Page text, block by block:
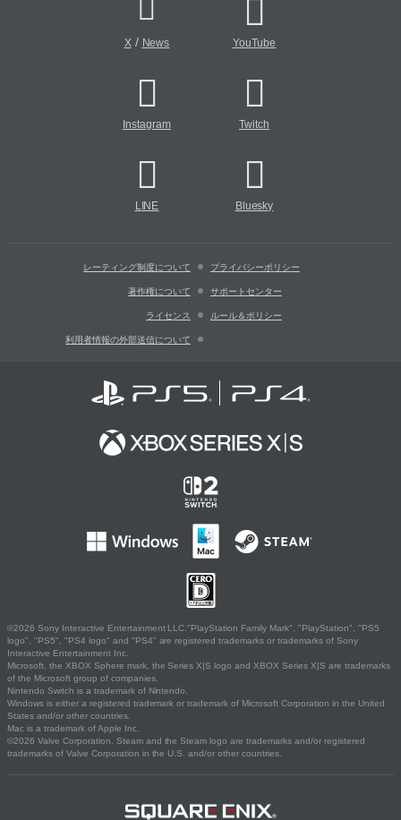
X/ News YouTube
Instagram Twitch
LINE Bluesky
レーティング制度について プライバシーポリシー
著作権について サポートセンター
ライセンス ルール＆ポリシー
利用者情報の外部送信について
©2026 Sony Interactive Entertainment LLC."PlayStation Family Mark", "PlayStation", "PS5
logo", "PS5", "PS4 logo" and "PS4" are registered trademarks or trademarks of Sony
Interactive Entertainment Inc.
Microsoft, the XBOX Sphere mark, the Series X|S logo and XBOX Series X|S are trademarks
of the Microsoft group of companies.
Nintendo Switch is a trademark of Nintendo.
Windows is either a registered trademark or trademark of Microsoft Corporation in the United
States and/or other countries.
Mac is a trademark of Apple Inc.
©2026 Valve Corporation. Steam and the Steam logo are trademarks and/or registered
trademarks of Valve Corporation in the U.S. and/or other countries.